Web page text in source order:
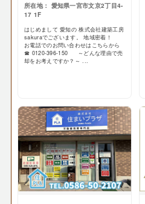
所在地： 愛知県一宮市文京2丁目4-
17 1F
はじめまして 愛知の 株式会社建築工房
sakuraでございます。 地域密着！
お電話でのお問い合わせはこちらから
☎ 0120-396-150 ～どんな理由で売
却をお考えですか？～ ...